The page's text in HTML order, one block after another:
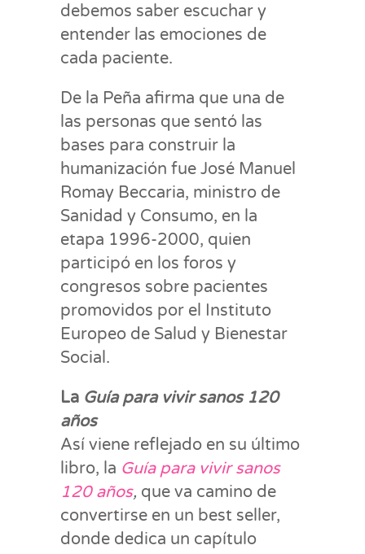
debemos saber escuchar y
entender las emociones de
cada paciente.
De la Peña afirma que una de
las personas que sentó las
bases para construir la
humanización fue José Manuel
Romay Beccaria, ministro de
Sanidad y Consumo, en la
etapa 1996-2000, quien
participó en los foros y
congresos sobre pacientes
promovidos por el Instituto
Europeo de Salud y Bienestar
Social.
La Guía para vivir sanos 120
años
Así viene reflejado en su último
libro, la Guía para vivir sanos
120 años, que va camino de
convertirse en un best seller,
donde dedica un capítulo